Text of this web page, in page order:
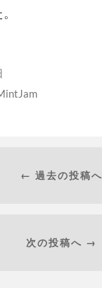
← 過去の投稿へ
次の投稿へ →